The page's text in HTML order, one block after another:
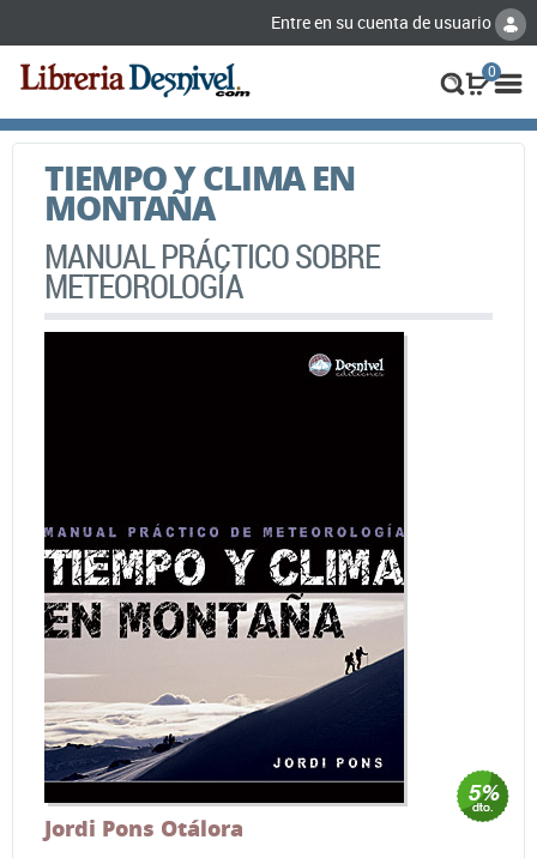
Entre en su cuenta de usuario
0
TIEMPO Y CLIMA EN
MONTAÑA
MANUAL PRÁCTICO SOBRE
METEOROLOGÍA
Jordi Pons Otálora